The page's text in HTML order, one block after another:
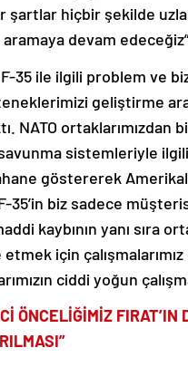
şartlar hiçbir şekilde
devam
35 ile ilgili problem ve
geliştirme
NATO
sistemleriyle ilgili
göstererek
35’in biz sadece
kaybının yanı sıra
için
ciddi yoğun
ÖNCELİĞİMİZ